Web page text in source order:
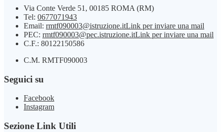
Via Conte Verde 51, 00185 ROMA (RM)
Tel: 0677071943
Email: rmtf090003@istruzione.itLink per inviare una mail
PEC: rmtf090003@pec.istruzione.itLink per inviare una mail
C.F.: 80122150586
C.M. RMTF090003
Seguici su
Facebook
Instagram
Sezione Link Utili